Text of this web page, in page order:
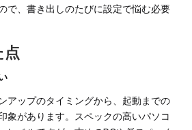
で、書き出しのたびに設定で悩む必要
アップのタイミングから、起動までの
象があります。スペックの高いパソコ